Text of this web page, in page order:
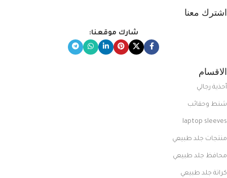
اشترك معنا
شارك موقعنا:
الاقسام
أحذية رجالي
شنط وحقائب
laptop sleeves
منتجات جلد طبيعي
محافظ جلد طبيعي
كراتة جلد طبيعي